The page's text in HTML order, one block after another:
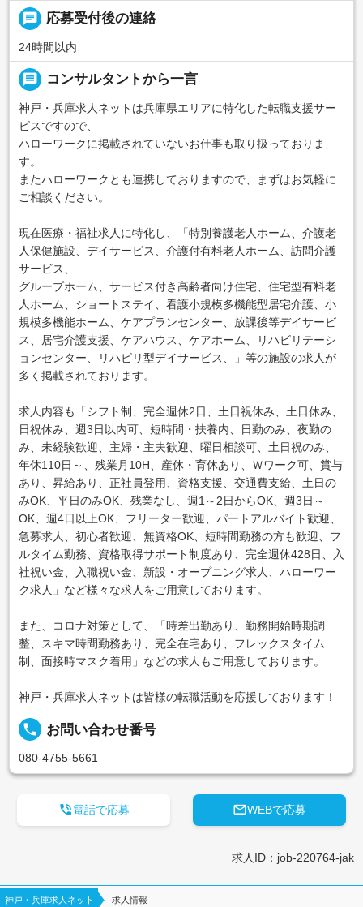
chat 応募受付後の連絡
24時間以内
message コンサルタントから一言
神戸・兵庫求人ネットは兵庫県エリアに特化した転職支援サー
ビスですので、
ハローワークに掲載されていないお仕事も取り扱っておりま
す。
またハローワークとも連携しておりますので、まずはお気軽に
ご相談ください。
現在医療・福祉求人に特化し、「特別養護老人ホーム、介護老
人保健施設、デイサービス、介護付有料老人ホーム、訪問介護
サービス、
グループホーム、サービス付き高齢者向け住宅、住宅型有料老
人ホーム、ショートステイ、看護小規模多機能型居宅介護、小
規模多機能ホーム、ケアプランセンター、放課後等デイサービ
ス、居宅介護支援、ケアハウス、ケアホーム、リハビリテーシ
ョンセンター、リハビリ型デイサービス、」等の施設の求人が
多く掲載されております。
求人内容も「シフト制、完全週休2日、土日祝休み、土日休み、
日祝休み、週3日以内可、短時間・扶養内、日勤のみ、夜勤の
み、未経験歓迎、主婦・主夫歓迎、曜日相談可、土日祝のみ、
年休110日～、残業月10H、産休・育休あり、Ｗワーク可、賞与
あり、昇給あり、正社員登用、資格支援、交通費支給、土日の
みOK、平日のみOK、残業なし、週1～2日からOK、週3日～
OK、週4日以上OK、フリーター歓迎、パートアルバイト歓迎、
急募求人、初心者歓迎、無資格OK、短時間勤務の方も歓迎、フ
ルタイム勤務、資格取得サポート制度あり、完全週休428日、入
社祝い金、入職祝い金、新設・オープニング求人、ハローワー
ク求人」など様々な求人をご用意しております。
また、コロナ対策として、「時差出勤あり、勤務開始時期調
整、スキマ時間勤務あり、完全在宅あり、フレックスタイム
制、面接時マスク着用」などの求人もご用意しております。
神戸・兵庫求人ネットは皆様の転職活動を応援しております！
local_phone お問い合わせ番号
080-4755-5661
WEBで応募
電話で応募
求人ID：job-220764-jak
神戸・兵庫求人ネット 求人情報